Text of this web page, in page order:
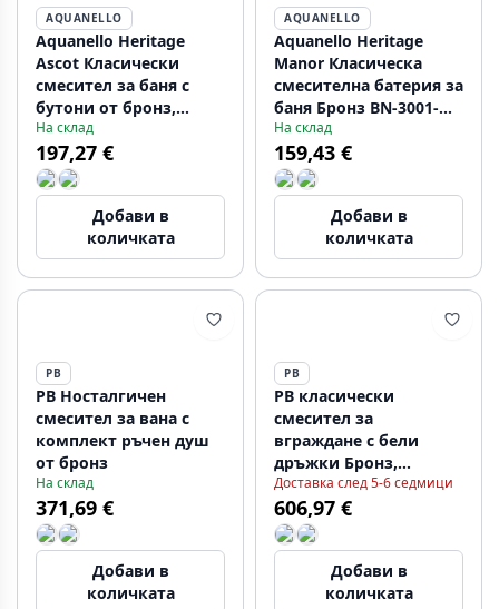
AQUANELLO
Aquanello Heritage
Ascot Класически
смесител за баня с
бутони от бронз,
включително ръчна
душ BN-3002-HA
На склад
197,27 €
Добави в
количката
AQUANELLO
Aquanello Heritage
Manor Класическа
смесителна батерия за
баня Бронз BN-3001-
HM
На склад
159,43 €
Добави в
количката
PB
PB Носталгичен
смесител за вана с
комплект ръчен душ
от бронз
На склад
371,69 €
Добави в
количката
PB
PB класически
смесител за
вграждане с бели
дръжки Бронз,
включително ръчен
душ 1208854422
Доставка след 5-6 седмици
606,97 €
Добави в
количката